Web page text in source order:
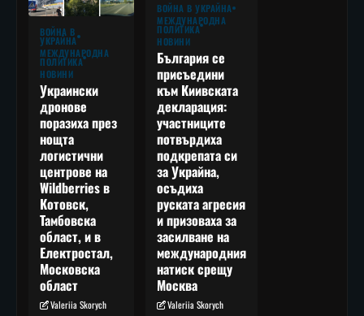
ВОЙНА В
УКРАЙНА
МЕЖДУНАРОДНА
ПОЛИТИКА
НОВИНИ
Украински
дронове
поразиха през
нощта
логистични
центрове на
Wildberries в
Котовск,
Тамбовска
област, и в
Електростал,
Московска
област
Valeriia Skorych
ВОЙНА В УКРАЙНА
МЕЖДУНАРОДНА
ПОЛИТИКА
НОВИНИ
България се
присъедини
към Киивската
декларация:
участниците
потвърдиха
подкрепата си
за Украйна,
осъдиха
руската агресия
и призоваха за
засилване на
международния
натиск срещу
Москва
Valeriia Skorych